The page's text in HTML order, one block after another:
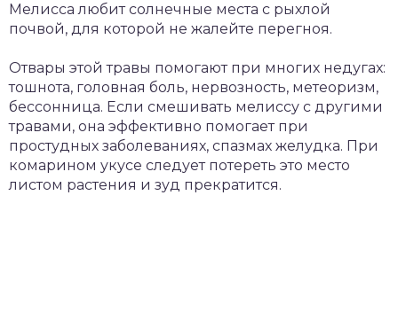
Мелисса любит солнечные места с рыхлой
почвой, для которой не жалейте перегноя.
Отвары этой травы помогают при многих недугах:
тошнота, головная боль, нервозность, метеоризм,
бессонница. Если смешивать мелиссу с другими
травами, она эффективно помогает при
простудных заболеваниях, спазмах желудка. При
комарином укусе следует потереть это место
листом растения и зуд прекратится.